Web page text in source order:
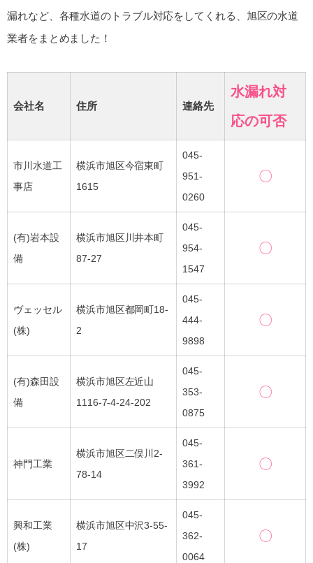
漏れなど、各種水道のトラブル対応をしてくれる、旭区の水道
業者をまとめました！
会社名 住所 連絡先
水漏れ対
応の可否
市川水道工
事店
横浜市旭区今宿東町
1615
045-
951-
0260
〇
(有)岩本設
備
横浜市旭区川井本町
87-27
045-
954-
1547
〇
ヴェッセル
(株)
横浜市旭区都岡町18-
2
045-
444-
9898
〇
(有)森田設
備
横浜市旭区左近山
1116-7-4-24-202
045-
353-
0875
〇
神門工業
横浜市旭区二俣川2-
78-14
045-
361-
3992
〇
興和工業
(株)
横浜市旭区中沢3-55-
17
045-
362-
0064
〇